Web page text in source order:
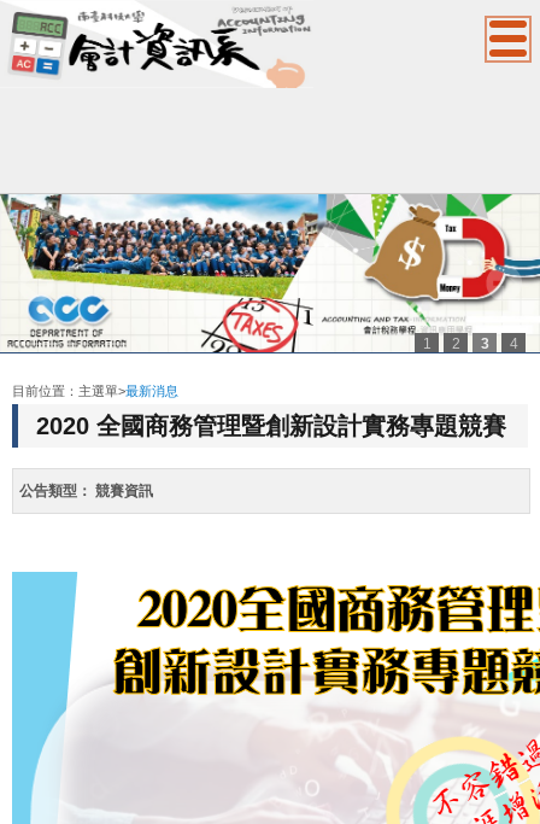
1 2 3
4
目前位置： 主選單>最新消息
2020 全國商務管理暨創新設計實務專題競賽
公告類型： 競賽資訊